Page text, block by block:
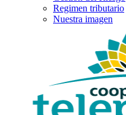
Regimen tributario
Nuestra imagen